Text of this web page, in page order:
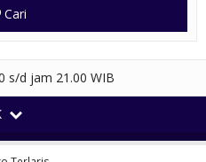
Cari
s/d jam 21.00 WIB